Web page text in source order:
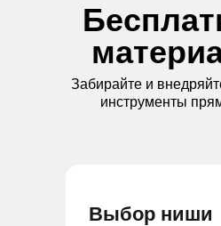
Забирайте и
инструменты
тест
бесплатно
Выбор ниши